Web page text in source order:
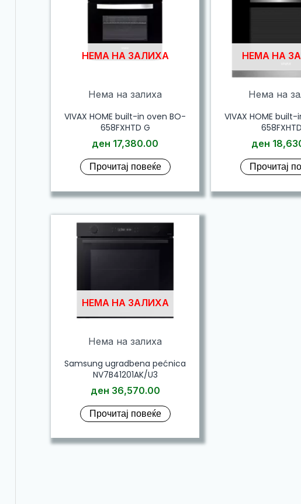
НЕМА НА ЗАЛИХА
Нема на залиха
VIVAX HOME built-in oven BO-
658FXHTD G
ден 17,380.00
Прочитај повеќе
НЕМА НА
Нема на
VIVAX HOME
ден
Прочитај
НЕМА НА ЗАЛИХА
Нема на залиха
Samsung ugradbena pećnica
NV7B41201AK/U3
ден 36,570.00
Прочитај повеќе